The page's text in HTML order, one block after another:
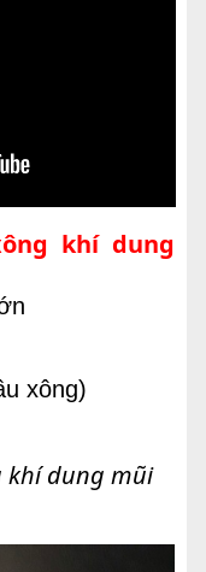
khí dung
xông)
khí dung mũi